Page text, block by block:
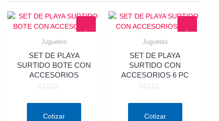
Juguetes
SET DE PLAYA
SURTIDO BOTE CON
ACCESORIOS
deCotizar
Juguetes
SET DE PLAYA
SURTIDO CON
ACCESORIOS 6 PC
deCotizar